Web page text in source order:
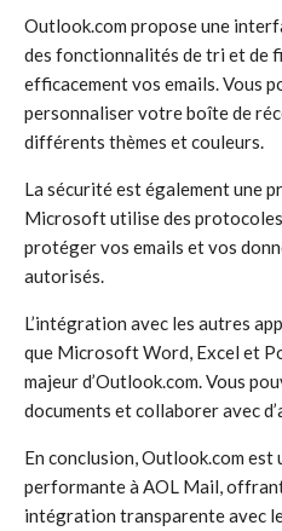
Outlook.com propose une
des fonctionnalités de tri et de
efficacement vos emails. Vous
personnaliser votre boîte de
différents thèmes et couleurs.
La sécurité est également une
Microsoft utilise des
protéger vos emails et vos
autorisés.
L’intégration avec les autres
que Microsoft Word, Excel et
majeur d’Outlook.com. Vous
documents et collaborer avec
En conclusion, Outlook.com
performante à AOL Mail,
intégration transparente avec